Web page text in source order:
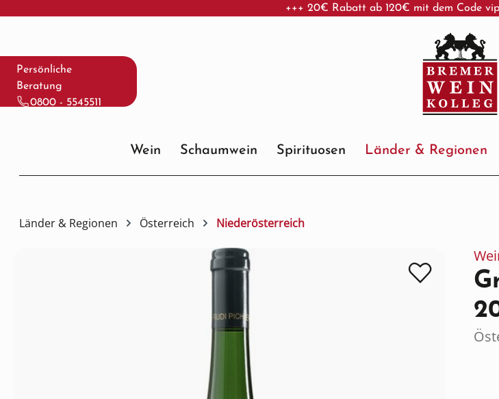
Hauptinhalt springen
Zur Suche springen
Zur Hauptnavigation springen
Persönliche
Beratung
0800 - 5545511
+++ 20€ Rabatt ab 120€ mit dem Code
Wein Schaumwein Spirituosen Länder & Regionen
Länder & Regionen Österreich Niederösterreich